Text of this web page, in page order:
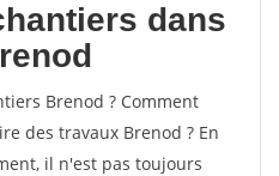
dans
Brenod ? Comment
des travaux Brenod ? En
il n'est pas toujours